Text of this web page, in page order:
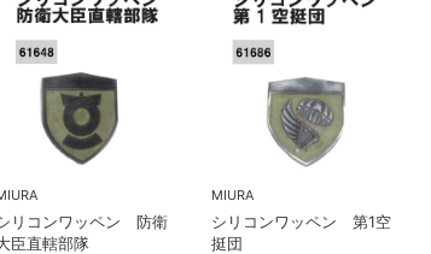
リコンワッペン 防衛
臣直轄部隊
MIURA
シリコンワッペン 第1空
挺団